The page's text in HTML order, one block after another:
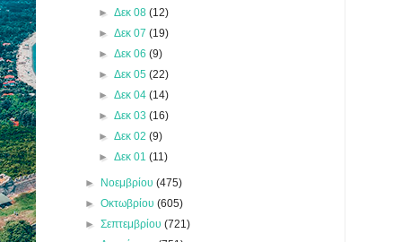
► Δεκ 08 (12)
► Δεκ 07 (19)
► Δεκ 06 (9)
► Δεκ 05 (22)
► Δεκ 04 (14)
► Δεκ 03 (16)
► Δεκ 02 (9)
► Δεκ 01 (11)
► Νοεμβρίου(475)
►Οκτωβρίου(605)
►Σεπτεμβρίου(721)